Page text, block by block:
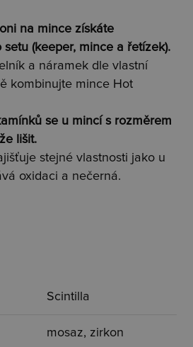
na mince získáte
(keeper, mince a řetízek).
a náramek dle vlastní
kombinujte mince Hot
se u mincí s rozměrem
lišit.
stejné vlastnosti jako u
oxidaci a nečerná.
Scintilla
mosaz, zirkon